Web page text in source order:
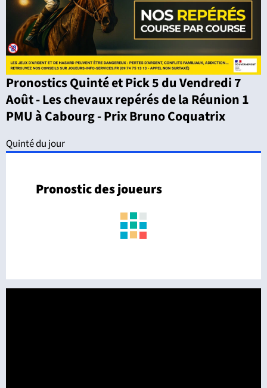
Pronostics Quinté et Pick 5 du Vendredi 7
Août - Les chevaux repérés de la Réunion 1
PMU à Cabourg - Prix Bruno Coquatrix
Quinté du jour
Pronostic des joueurs